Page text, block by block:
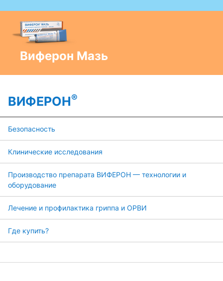
Виферон Мазь
ВИФЕРОН®
Безопасность
Клинические исследования
Производство препарата ВИФЕРОН — технологии и
оборудование
Лечение и профилактика гриппа и ОРВИ
Где купить?